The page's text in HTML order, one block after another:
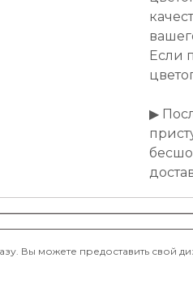
Если
▶
Вы можете предоставить свой